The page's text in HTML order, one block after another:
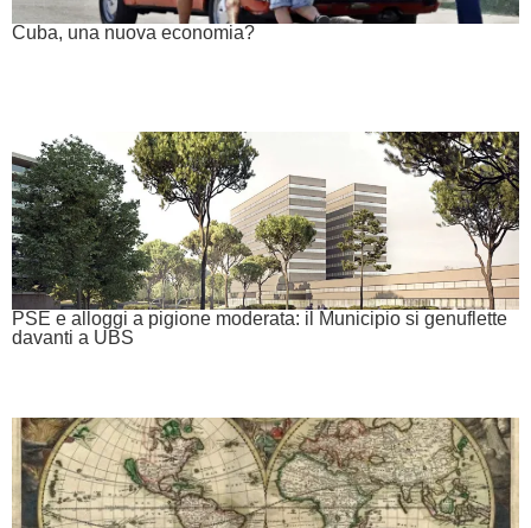
Cuba, una nuova economia?
PSE e alloggi a pigione moderata: il Municipio si genuflette
davanti a UBS